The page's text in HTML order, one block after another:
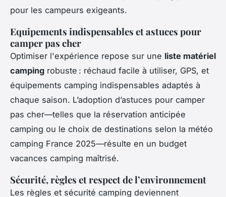
pour les campeurs exigeants.
Equipements indispensables et astuces pour
camper pas cher
Optimiser l'expérience repose sur une liste matériel
camping robuste : réchaud facile à utiliser, GPS, et
équipements camping indispensables adaptés à
chaque saison. L’adoption d’astuces pour camper
pas cher—telles que la réservation anticipée
camping ou le choix de destinations selon la météo
camping France 2025—résulte en un budget
vacances camping maîtrisé.
Sécurité, règles et respect de l’environnement
Les règles et sécurité camping deviennent